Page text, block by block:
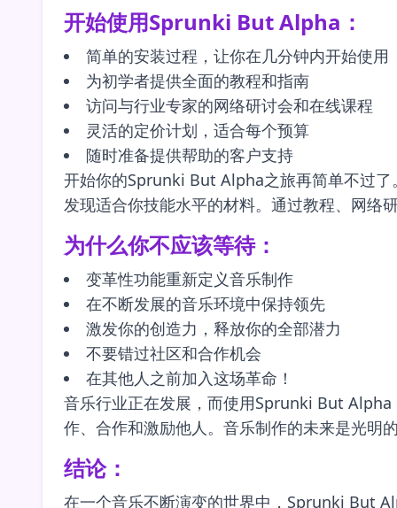
开始使用Sprunki But Alpha：
简单的安装过程，让你在几分钟内开始使用
为初学者提供全面的教程和指南
访问与行业专家的网络研讨会和在线课程
灵活的定价计划，适合每个预算
随时准备提供帮助的客户支持
开始你的Sprunki But Alpha之旅再简单不过了
发现适合你技能水平的材料。通过教程、网络
为什么你不应该等待：
变革性功能重新定义音乐制作
在不断发展的音乐环境中保持领先
激发你的创造力，释放你的全部潜力
不要错过社区和合作机会
在其他人之前加入这场革命！
音乐行业正在发展，而使用Sprunki But
作、合作和激励他人。音乐制作的未来是光明
结论：
在一个音乐不断演变的世界中，Sprunki But